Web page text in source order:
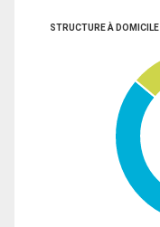
STRUCTURE À DOMICILE